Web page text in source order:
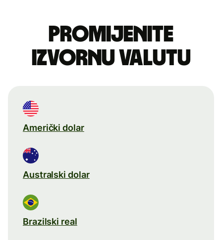
Promijenite
izvornu valutu
Američki dolar
Australski dolar
Brazilski real